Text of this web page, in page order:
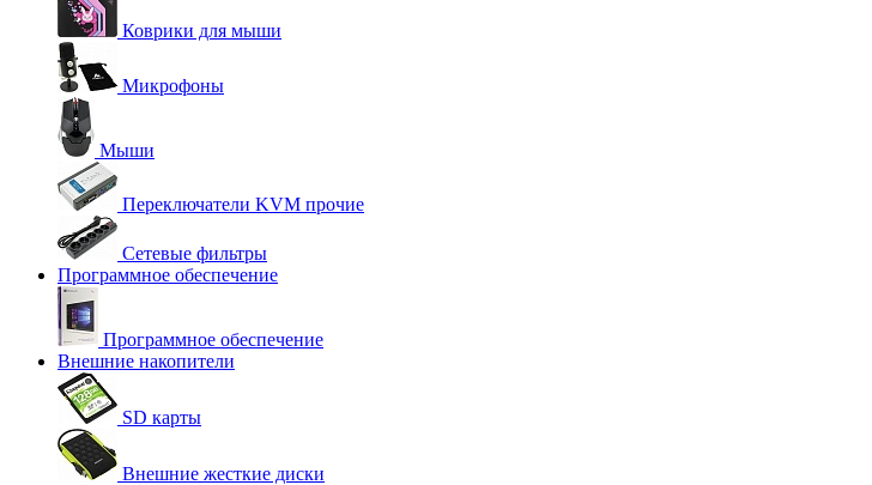
Коврики для мыши
Микрофоны
Мыши
Переключатели KVM прочие
Сетевые фильтры
Программное обеспечение
Программное обеспечение
Внешние накопители
SD карты
Внешние жесткие диски